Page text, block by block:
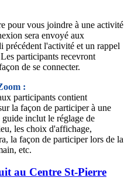
pour vous joindre à une activité
sera envoyé aux
précédent l'activité et un rappel
participants recevront
de se connecter.
:
participants contient
la façon de participer à une
inclut le réglage de
les choix d'affichage,
la façon de participer lors de la
etc.
au Centre St-Pierre